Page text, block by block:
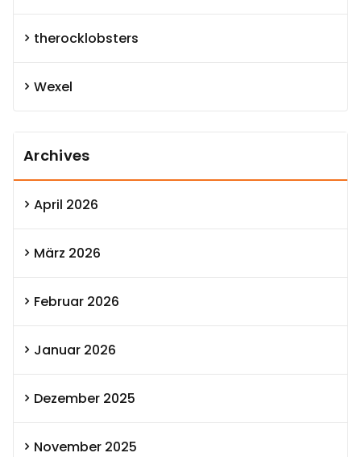
therocklobsters
Wexel
Archives
April 2026
März 2026
Februar 2026
Januar 2026
Dezember 2025
November 2025